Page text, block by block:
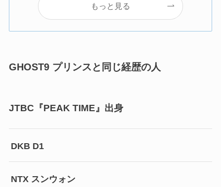
もっと見る
GHOST9 プリンスと同じ経歴の人
JTBC『PEAK TIME』出身
DKB D1
NTX スンウォン